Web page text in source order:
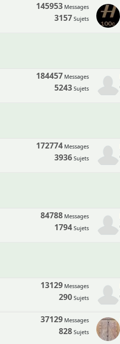
145953 Messages
3157 Sujets
184457 Messages
5243 Sujets
172774 Messages
3936 Sujets
84788 Messages
1794 Sujets
13129 Messages
290 Sujets
37129 Messages
828 Sujets